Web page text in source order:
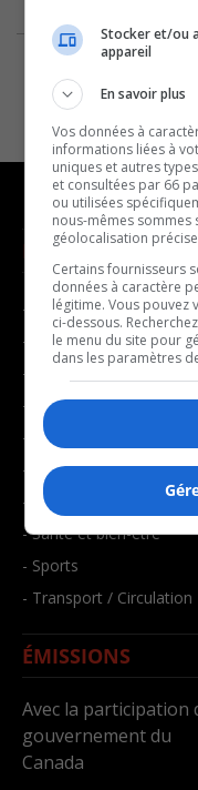
NOUVELLES
- Affaires municipales
- Communauté / Social
- Culture
- Économie
- Éducation
- Environnement
- Faits divers
- Santé et bien-être
- Sports
- Transport / Circulation
ÉMISSIONS
Avec la participation
gouvernement du
Canada
Stocker et/ou
appareil
En savoir plus
Vos données à
informations liées à
uniques et autres
et consultées par 66
ou utilisées
nous-mêmes
géolocalisation
Certains fournisseurs
données à caractère
légitime. Vous pouvez
ci-dessous.
le menu du site pour
dans les paramètres